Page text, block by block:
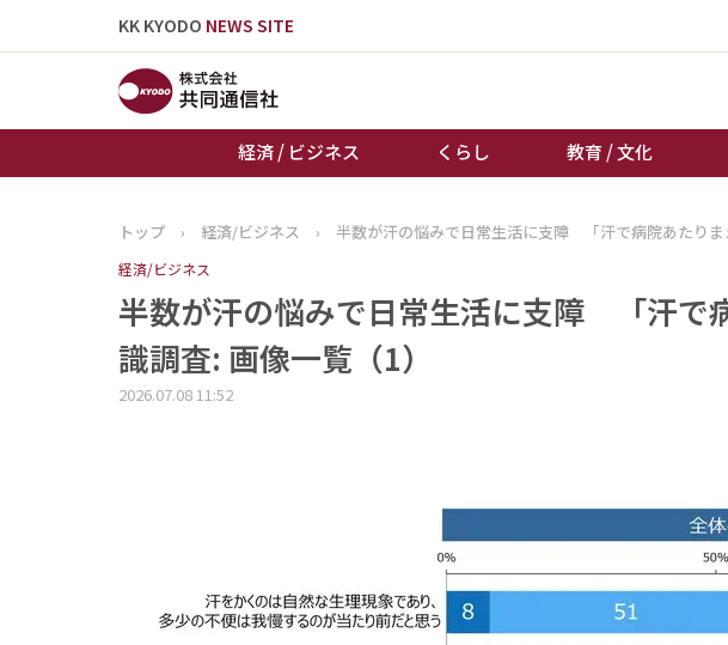
KK KYODO NEWS SITE
経済 / ビジネス くらし 教育 / 文化
トップページ
経済 / ビジネス
教育 / 文化
トップ › 経済/ビジネス › 半数が汗の悩みで日常生活に支障 「汗で病院あたり
経済/ビジネス
半数が汗の悩みで日常生活に支障 「汗で
識調査: 画像一覧（1）
2026.07.08 11:52